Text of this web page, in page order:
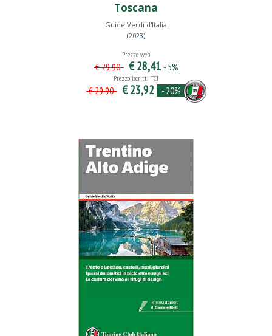
Toscana
Guide Verdi d'Italia
(2023)
Prezzo web
€ 29,90 € 28,41 - 5%
Prezzo iscritti TCI
€ 29,90 € 23,92 - 20%